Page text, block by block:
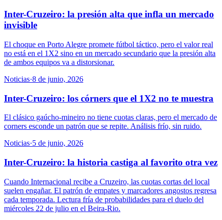
Inter-Cruzeiro: la presión alta que infla un mercado
invisible
El choque en Porto Alegre promete fútbol táctico, pero el valor real
no está en el 1X2 sino en un mercado secundario que la presión alta
de ambos equipos va a distorsionar.
Noticias·8 de junio, 2026
Inter-Cruzeiro: los córners que el 1X2 no te muestra
El clásico gaúcho-mineiro no tiene cuotas claras, pero el mercado de
corners esconde un patrón que se repite. Análisis frío, sin ruido.
Noticias·5 de junio, 2026
Inter-Cruzeiro: la historia castiga al favorito otra vez
Cuando Internacional recibe a Cruzeiro, las cuotas cortas del local
suelen engañar. El patrón de empates y marcadores angostos regresa
cada temporada. Lectura fría de probabilidades para el duelo del
miércoles 22 de julio en el Beira-Rio.